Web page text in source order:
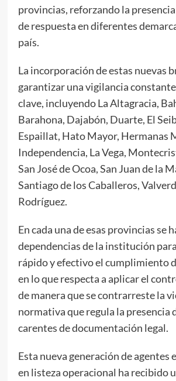
provincias, reforzando la
de respuesta en diferentes
país.
La incorporación de estas nuevas
garantizar una vigilancia
clave, incluyendo La Altagracia,
Barahona, Dajabón, Duarte, El
Espaillat, Hato Mayor, Hermanas
Independencia, La Vega,
San José de Ocoa, San Juan de la
Santiago de los Caballeros,
Rodríguez.
En cada una de esas provincias se
dependencias de la institución
rápido y efectivo el cumplimiento
en lo que respecta a aplicar el
de manera que se contrarreste la
normativa que regula la presencia
carentes de documentación legal.
Esta nueva generación de agentes
en listeza operacional ha recibido